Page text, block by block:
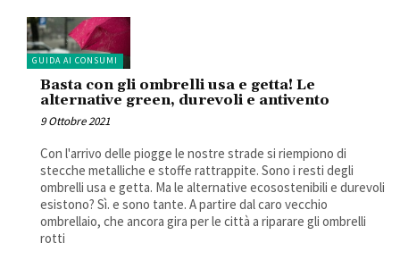
GUIDA AI CONSUMI
Basta con gli ombrelli usa e getta! Le
alternative green, durevoli e antivento
9 Ottobre 2021
Con l'arrivo delle piogge le nostre strade si riempiono di
stecche metalliche e stoffe rattrappite. Sono i resti degli
ombrelli usa e getta. Ma le alternative ecosostenibili e durevoli
esistono? Sì. e sono tante. A partire dal caro vecchio
ombrellaio, che ancora gira per le città a riparare gli ombrelli
rotti